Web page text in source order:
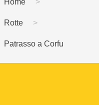
Home
Rotte
Patrasso a Corfu